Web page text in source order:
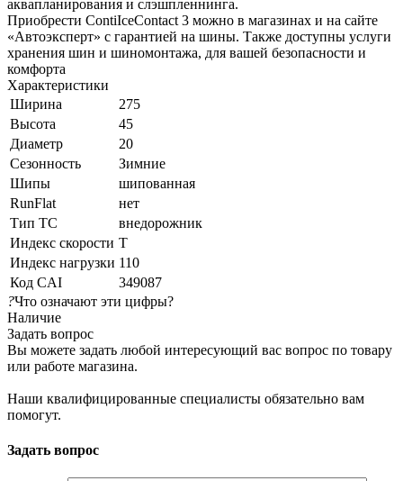
аквапланирования и слэшпленнинга.
Приобрести ContiIceContact 3 можно в магазинах и на сайте
«Автоэксперт» с гарантией на шины. Также доступны услуги
хранения шин и шиномонтажа, для вашей безопасности и
комфорта
Характеристики
Ширина
275
Высота
45
Диаметр
20
Сезонность
Зимние
Шипы
шипованная
RunFlat
нет
Тип ТС
внедорожник
Индекс скорости T
Индекс нагрузки 110
Код CAI
349087
?Что означают эти цифры?
Наличие
Задать вопрос
Вы можете задать любой интересующий вас вопрос по товару
или работе магазина.
Наши квалифицированные специалисты обязательно вам
помогут.
Задать вопрос